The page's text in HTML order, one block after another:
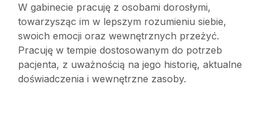
W gabinecie pracuję z osobami dorosłymi,
towarzysząc im w lepszym rozumieniu siebie,
swoich emocji oraz wewnętrznych przeżyć.
Pracuję w tempie dostosowanym do potrzeb
pacjenta, z uważnością na jego historię, aktualne
doświadczenia i wewnętrzne zasoby.